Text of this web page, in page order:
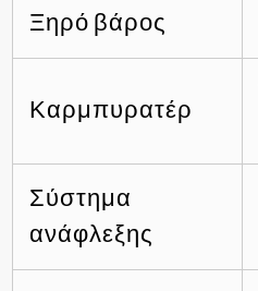
Ξηρό βάρος
Καρμπυρατέρ
Σύστημα
ανάφλεξης